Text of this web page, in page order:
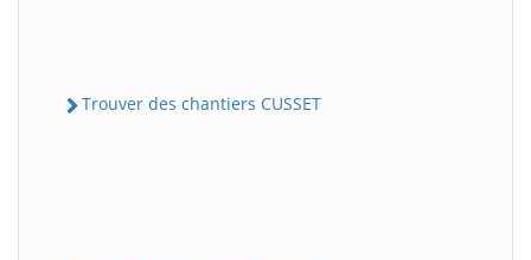
Trouver des chantiers CUSSET